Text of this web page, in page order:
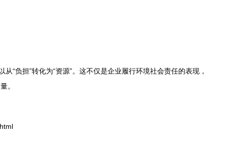
“负担”转化为“资源”。这不仅是企业履行环境社会责任的表现，
。